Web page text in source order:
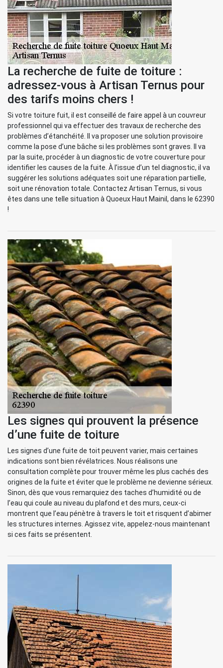
La recherche de fuite de toiture :
adressez-vous à Artisan Ternus pour
des tarifs moins chers !
Si votre toiture fuit, il est conseillé de faire appel à un couvreur
professionnel qui va effectuer des travaux de recherche des
problèmes d’étanchéité. Il va proposer une solution provisoire
comme la pose d’une bâche si les problèmes sont graves. Il va
par la suite, procéder à un diagnostic de votre couverture pour
identifier les causes de la fuite. À l’issue d’un tel diagnostic, il va
suggérer les solutions adéquates soit une réparation partielle,
soit une rénovation totale. Contactez Artisan Ternus, si vous
êtes dans une telle situation à Quoeux Haut Mainil, dans le 62390
!
Les signes qui prouvent la présence
d’une fuite de toiture
Les signes d’une fuite de toit peuvent varier, mais certaines
indications sont bien révélatrices. Nous réalisons une
consultation complète pour trouver même les plus cachés des
origines de la fuite et éviter que le problème ne devienne sérieux.
Sinon, dès que vous remarquiez des taches d’humidité ou de
l’eau qui coule au niveau du plafond et des murs, ceux-ci
montrent que l’eau pénètre à travers le toit et risquent d’abimer
les structures internes. Agissez vite, appelez-nous maintenant
si ces faits se présentent.